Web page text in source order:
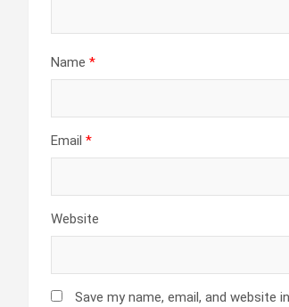
Name *
Email *
Website
Save my name, email, and